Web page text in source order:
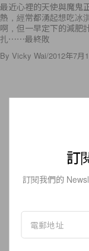
最近心裡的天使與魔鬼
熱，經常都湧起想吃冰
啊，但一早定下的減肥
扎⋯⋯最終敗
By Vicky Wai/2012年7月
訂
訂閱我們的